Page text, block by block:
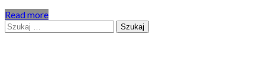
Read more
Szukaj: